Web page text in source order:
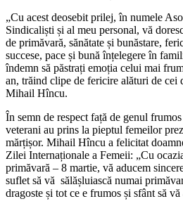
„Cu acest deosebit prilej, în numele
Sindicaliști și al meu per­sonal, vă
de primăvară, sănătate și bunăstare,
succese, pace și bună înțelegere în
îndemn să păstrați emoția celui mai
an, trăind clipe de fericire alături de cei
Mihail Hîncu.
În semn de respect față de ge­nul
veterani au prins la piep­tul femeilor
mărțișor. Mihail Hîncu a felicitat
Zilei Internaționale a Femeii: „Cu
primăvară – 8 martie, vă aducem
suflet să vă sălășluiască nu­mai
dragoste și tot ce e frumos și sfânt să